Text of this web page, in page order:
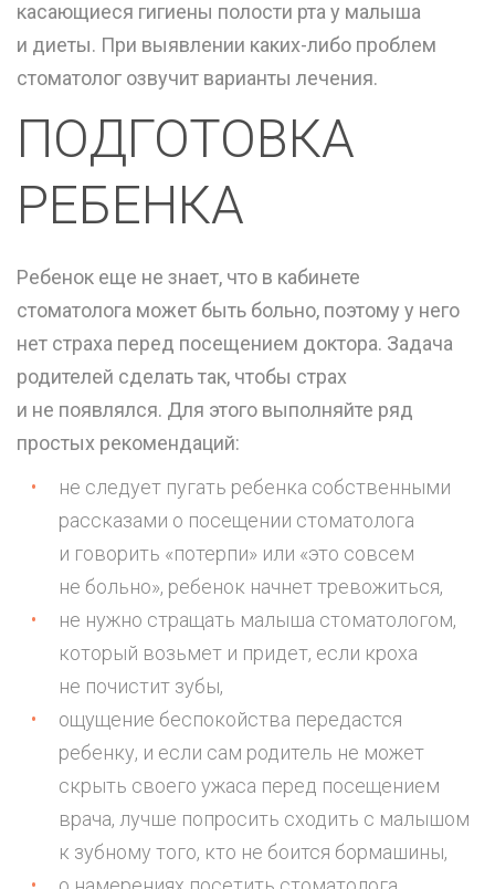
касающиеся гигиены полости рта у малыша
и диеты. При выявлении каких-либо проблем
стоматолог озвучит варианты лечения.
ПОДГОТОВКА
РЕБЕНКА
Ребенок еще не знает, что в кабинете
стоматолога может быть больно, поэтому у него
нет страха перед посещением доктора. Задача
родителей сделать так, чтобы страх
и не появлялся. Для этого выполняйте ряд
простых рекомендаций:
не следует пугать ребенка собственными
рассказами о посещении стоматолога
и говорить «потерпи» или «это совсем
не больно», ребенок начнет тревожиться,
не нужно стращать малыша стоматологом,
который возьмет и придет, если кроха
не почистит зубы,
ощущение беспокойства передастся
ребенку, и если сам родитель не может
скрыть своего ужаса перед посещением
врача, лучше попросить сходить с малышом
к зубному того, кто не боится бормашины,